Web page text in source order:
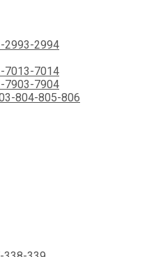
2993-2994
7013-7014
7903-7904
804-805-806